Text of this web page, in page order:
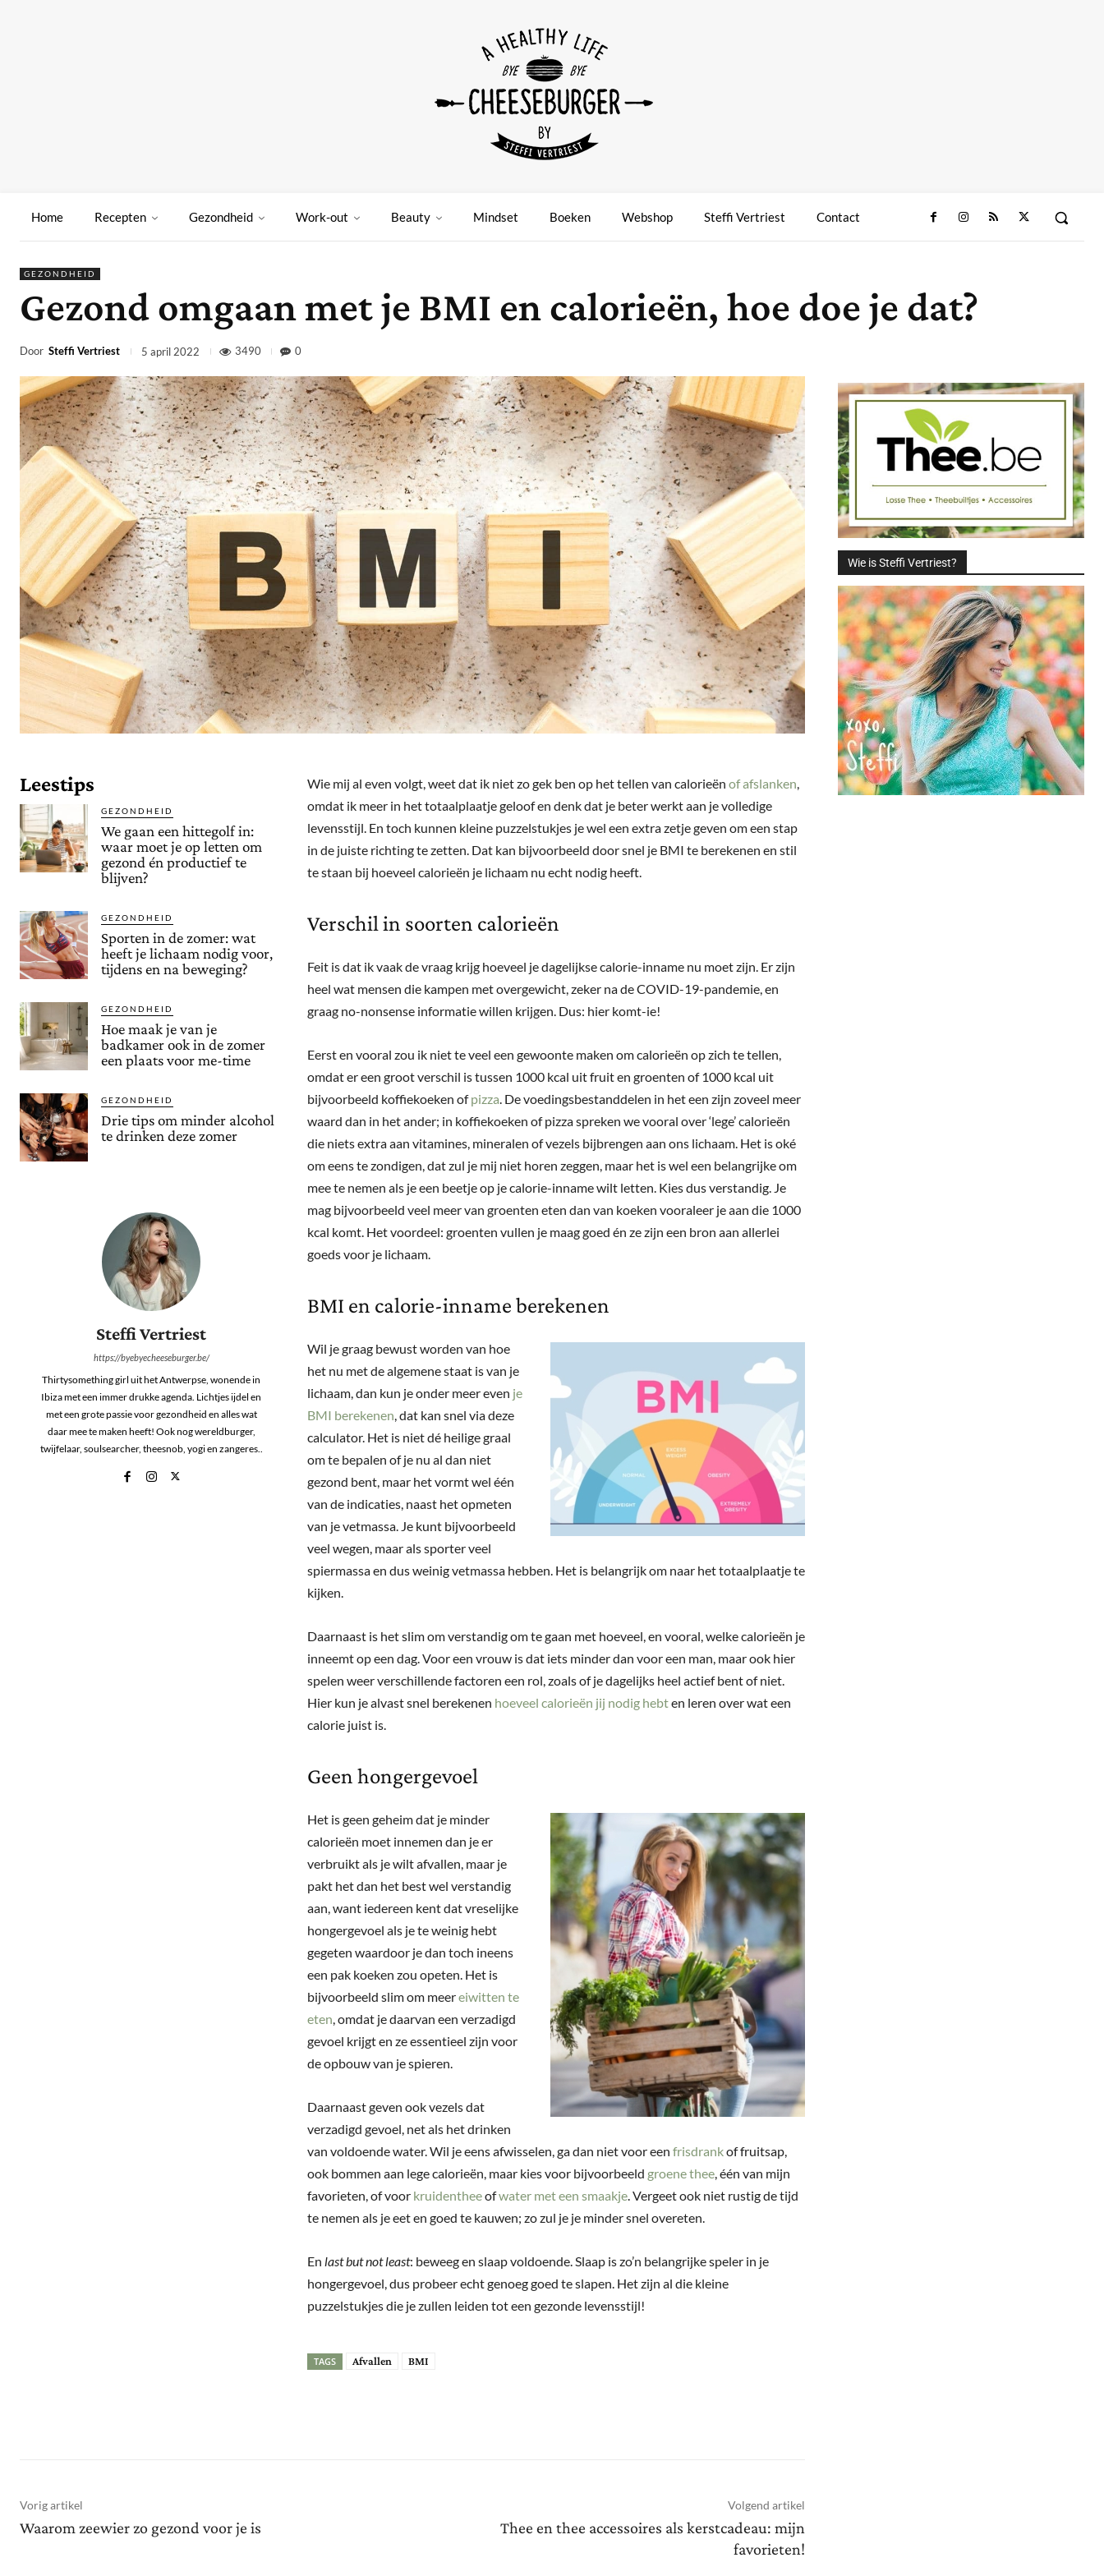
Home Recepten Gezondheid Work-out Beauty Mindset Boeken Webshop Steffi Vertriest Contact
GEZONDHEID
Gezond omgaan met je BMI en calorieën, hoe doe je dat?
Door Steffi Vertriest 5 april 2022 3490 0
Leestips
GEZONDHEID
We gaan een hittegolf in:
waar moet je op letten om
gezond én productief te
blijven?
GEZONDHEID
Sporten in de zomer: wat
heeft je lichaam nodig voor,
tijdens en na beweging?
GEZONDHEID
Hoe maak je van je
badkamer ook in de zomer
een plaats voor me-time
GEZONDHEID
Drie tips om minder alcohol
te drinken deze zomer
Steffi Vertriest
https://byebyecheeseburger.be/
Thirtysomething girl uit het Antwerpse, wonende in
Ibiza met een immer drukke agenda. Lichtjes ijdel en
met een grote passie voor gezondheid en alles wat
daar mee te maken heeft! Ook nog wereldburger,
twijfelaar, soulsearcher, theesnob, yogi en zangeres..
Wie mij al even volgt, weet dat ik niet zo gek ben op het tellen van calorieën of afslanken,
omdat ik meer in het totaalplaatje geloof en denk dat je beter werkt aan je volledige
levensstijl. En toch kunnen kleine puzzelstukjes je wel een extra zetje geven om een stap
in de juiste richting te zetten. Dat kan bijvoorbeeld door snel je BMI te berekenen en stil
te staan bij hoeveel calorieën je lichaam nu echt nodig heeft.
Verschil in soorten calorieën
Feit is dat ik vaak de vraag krijg hoeveel je dagelijkse calorie-inname nu moet zijn. Er zijn
heel wat mensen die kampen met overgewicht, zeker na de COVID-19-pandemie, en
graag no-nonsense informatie willen krijgen. Dus: hier komt-ie!
Eerst en vooral zou ik niet te veel een gewoonte maken om calorieën op zich te tellen,
omdat er een groot verschil is tussen 1000 kcal uit fruit en groenten of 1000 kcal uit
bijvoorbeeld koffiekoeken ofpizza. De voedingsbestanddelen in het een zijn zoveel meer
waard dan in het ander; in koffiekoeken of pizza spreken we vooral over ‘lege’ calorieën
die niets extra aan vitamines, mineralen of vezels bijbrengen aan ons lichaam. Het is oké
om eens te zondigen, dat zul je mij niet horen zeggen, maar het is wel een belangrijke om
mee te nemen als je een beetje op je calorie-inname wilt letten. Kies dus verstandig. Je
mag bijvoorbeeld veel meer van groenten eten dan van koeken vooraleer je aan die 1000
kcal komt. Het voordeel: groenten vullen je maag goed én ze zijn een bron aan allerlei
goeds voor je lichaam.
BMI en calorie-inname berekenen
Wil je graag bewust worden van hoe
het nu met de algemene staat is van je
lichaam, dan kun je onder meer even je
BMI berekenen, dat kan snel via deze
calculator. Het is niet dé heilige graal
om te bepalen of je nu al dan niet
gezond bent, maar het vormt wel één
van de indicaties, naast het opmeten
van je vetmassa. Je kunt bijvoorbeeld
veel wegen, maar als sporter veel
spiermassa en dus weinig vetmassa hebben. Het is belangrijk om naar het totaalplaatje te
kijken.
Daarnaast is het slim om verstandig om te gaan met hoeveel, en vooral, welke calorieën je
inneemt op een dag. Voor een vrouw is dat iets minder dan voor een man, maar ook hier
spelen weer verschillende factoren een rol, zoals of je dagelijks heel actief bent of niet.
Hier kun je alvast snel berekenen hoeveel calorieën jij nodig hebten leren over wat een
calorie juist is.
Geen hongergevoel
Het is geen geheim dat je minder
calorieën moet innemen dan je er
verbruikt als je wilt afvallen, maar je
pakt het dan het best wel verstandig
aan, want iedereen kent dat vreselijke
hongergevoel als je te weinig hebt
gegeten waardoor je dan toch ineens
een pak koeken zou opeten. Het is
bijvoorbeeld slim om meereiwitten te
eten, omdat je daarvan een verzadigd
gevoel krijgt en ze essentieel zijn voor
de opbouw van je spieren.
Daarnaast geven ook vezels dat
verzadigd gevoel, net als het drinken
van voldoende water. Wil je eens afwisselen, ga dan niet voor een frisdrankof fruitsap,
ook bommen aan lege calorieën, maar kies voor bijvoorbeeld groene thee, één van mijn
favorieten, of voor kruidentheeofwater met een smaakje. Vergeet ook niet rustig de tijd
te nemen als je eet en goed te kauwen; zo zul je je minder snel overeten.
En last but not least: beweeg en slaap voldoende. Slaap is zo’n belangrijke speler in je
hongergevoel, dus probeer echt genoeg goed te slapen. Het zijn al die kleine
puzzelstukjes die je zullen leiden tot een gezonde levensstijl!
TAGS Afvallen BMI
Vorig artikel
Waarom zeewier zo gezond voor je is
Volgend artikel
Thee en thee accessoires als kerstcadeau: mijn
favorieten!
Wie is Steffi Vertriest?